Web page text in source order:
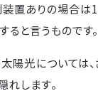
置ありの場合は
と言うものです。
陽光については
します。